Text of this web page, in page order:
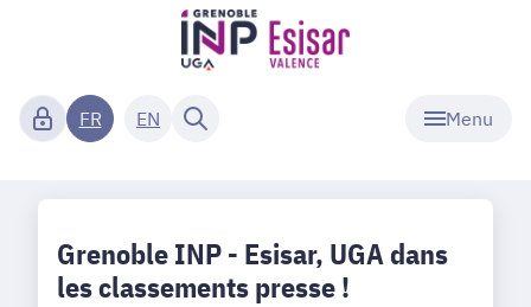
Menu
FR EN
Grenoble INP - Esisar, UGA dans
les classements presse !